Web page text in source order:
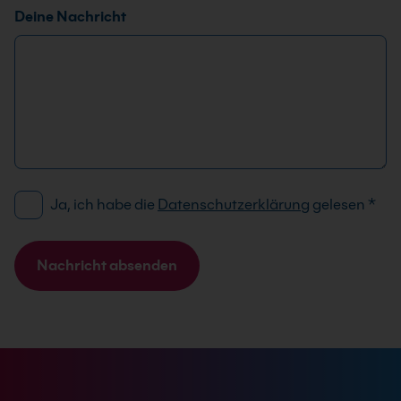
e
Deine Nachricht
D
S
G
V
O
i
Ja, ich habe die Datenschutzerklärung gelesen *
Nachricht absenden